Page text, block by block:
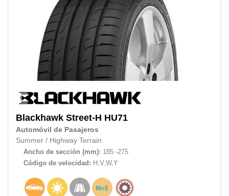
Blackhawk Street-H HU71
Automóvil de Pasajeros
Summer / Highway Terrain
Ancho de sección (mm): 185 -275
Código de velocidad: H,V,W,Y